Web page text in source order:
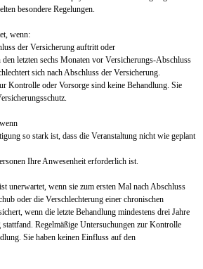
besondere Regelungen.
wenn:
der Versicherung auftritt oder
den letzten sechs Monaten vor Versicherungs-Abschluss
sich nach Abschluss der Versicherung.
Kontrolle oder Vorsorge sind keine Behandlung. Sie
so stark ist, dass die Veranstaltung nicht wie geplant
Ihre Anwesenheit erforderlich ist.
unerwartet, wenn sie zum ersten Mal nach Abschluss
oder die Verschlechterung einer chronischen
wenn die letzte Behandlung mindestens drei Jahre
Regelmäßige Untersuchungen zur Kontrolle
Sie haben keinen Einfluss auf den